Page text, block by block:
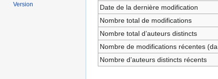
Date de la dernière modification
Nombre total de modifications
Nombre total d’auteurs distincts
Nombre de modifications récentes
Nombre d’auteurs distincts récents
Version